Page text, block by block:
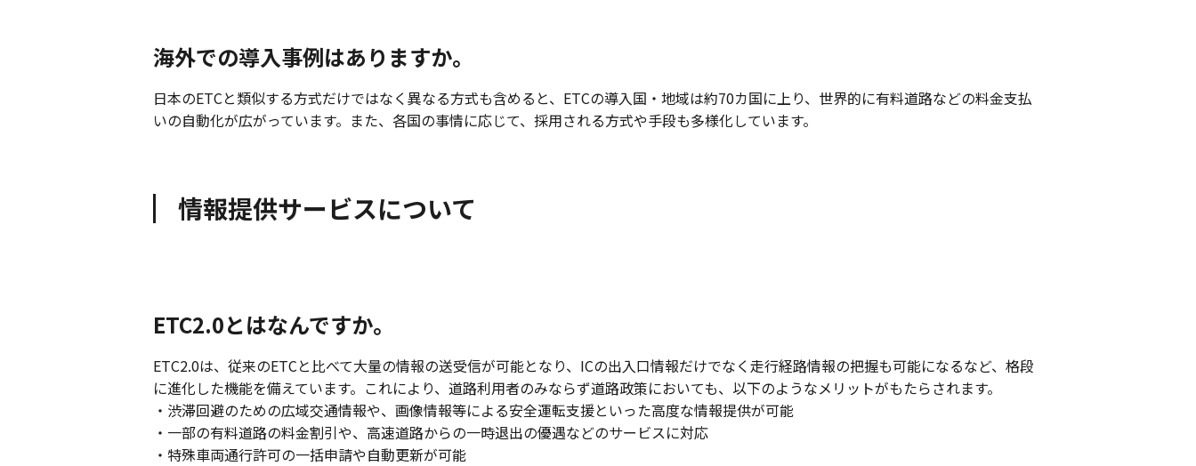
海外での導入事例はありますか。
日本のETCと類似する方式だけではなく異なる方式も含めると、ETCの導入国・地域は約70カ国に上り、世界的に有料道路などの料金支払
いの自動化が広がっています。また、各国の事情に応じて、採用される方式や手段も多様化しています。
情報提供サービスについて
ETC2.0とはなんですか。
ETC2.0は、従来のETCと比べて大量の情報の送受信が可能となり、ICの出入口情報だけでなく走行経路情報の把握も可能になるなど、格段
に進化した機能を備えています。これにより、道路利用者のみならず道路政策においても、以下のようなメリットがもたらされます。
・渋滞回避のための広域交通情報や、画像情報等による安全運転支援といった高度な情報提供が可能
・一部の有料道路の料金割引や、高速道路からの一時退出の優遇などのサービスに対応
・特殊車両通行許可の一括申請や自動更新が可能